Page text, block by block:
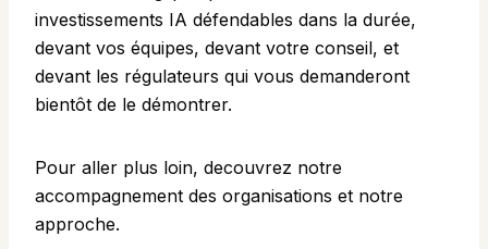
investissements IA défendables dans la durée,
devant vos équipes, devant votre conseil, et
devant les régulateurs qui vous demanderont
bientôt de le démontrer.
Pour aller plus loin, decouvrez notre
accompagnement des organisations et notre
approche.